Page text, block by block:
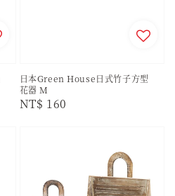
日本Green House日式竹子方型
花器 M
Regular
NT$ 160